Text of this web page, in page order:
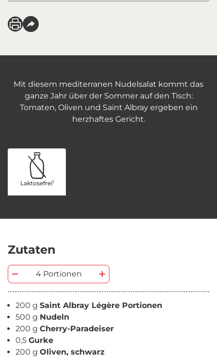
Mit diesem mediterranen Nudelsalat kommt das
ganze Jahr über der Sommer auf den Tisch:
Tomaten, Oliven und Saint Albray ergeben ein
herzhaftes Gericht.
Laktosefrei1
Zutaten
4 Portionen
200 g Saint Albray Légère Portionen
500 g Nudeln
200 g Cherry-Paradeiser
0,5 Gurke
200 g Oliven, schwarz